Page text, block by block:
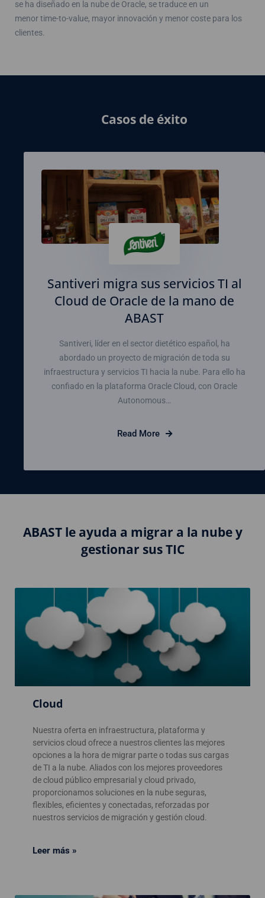
se ha diseñado en la nube de Oracle, se traduce en un
menor time-to-value, mayor innovación y menor coste para los
clientes.
Casos de éxito
Santiveri migra sus servicios TI al
Cloud de Oracle de la mano de
ABAST
Santiveri, líder en el sector dietético español, ha
abordado un proyecto de migración de toda su
infraestructura y servicios TI hacia la nube. Para ello ha
confiado en la plataforma Oracle Cloud, con Oracle
Autonomous…
Read More
ABAST le ayuda a migrar a la nube y
gestionar sus TIC
Cloud
Nuestra oferta en infraestructura, plataforma y
servicios cloud ofrece a nuestros clientes las mejores
opciones a la hora de migrar parte o todas sus cargas
de TI a la nube. Aliados con los mejores proveedores
de cloud público empresarial y cloud privado,
proporcionamos soluciones en la nube seguras,
flexibles, eficientes y conectadas, reforzadas por
nuestros servicios de migración y gestión cloud.
Leer más »